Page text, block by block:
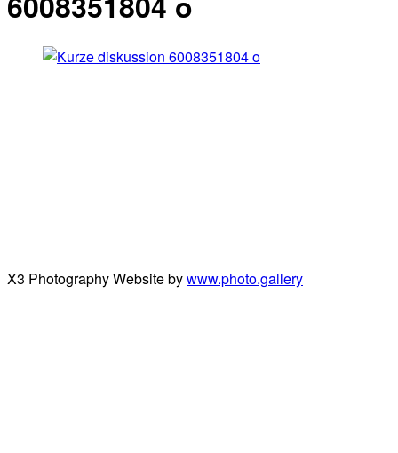
X3 Photography Website bywww.photo.gallery